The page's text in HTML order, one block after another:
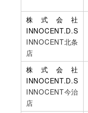
株式会社
INNOCENT.D.S
INNOCENT北条
店
株式会社
INNOCENT.D.S
INNOCENT今治
店